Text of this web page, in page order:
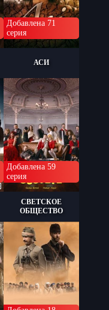
Добавлена 71
серия
АСИ
Добавлена 59
серия
СВЕТСКОЕ
ОБЩЕСТВО